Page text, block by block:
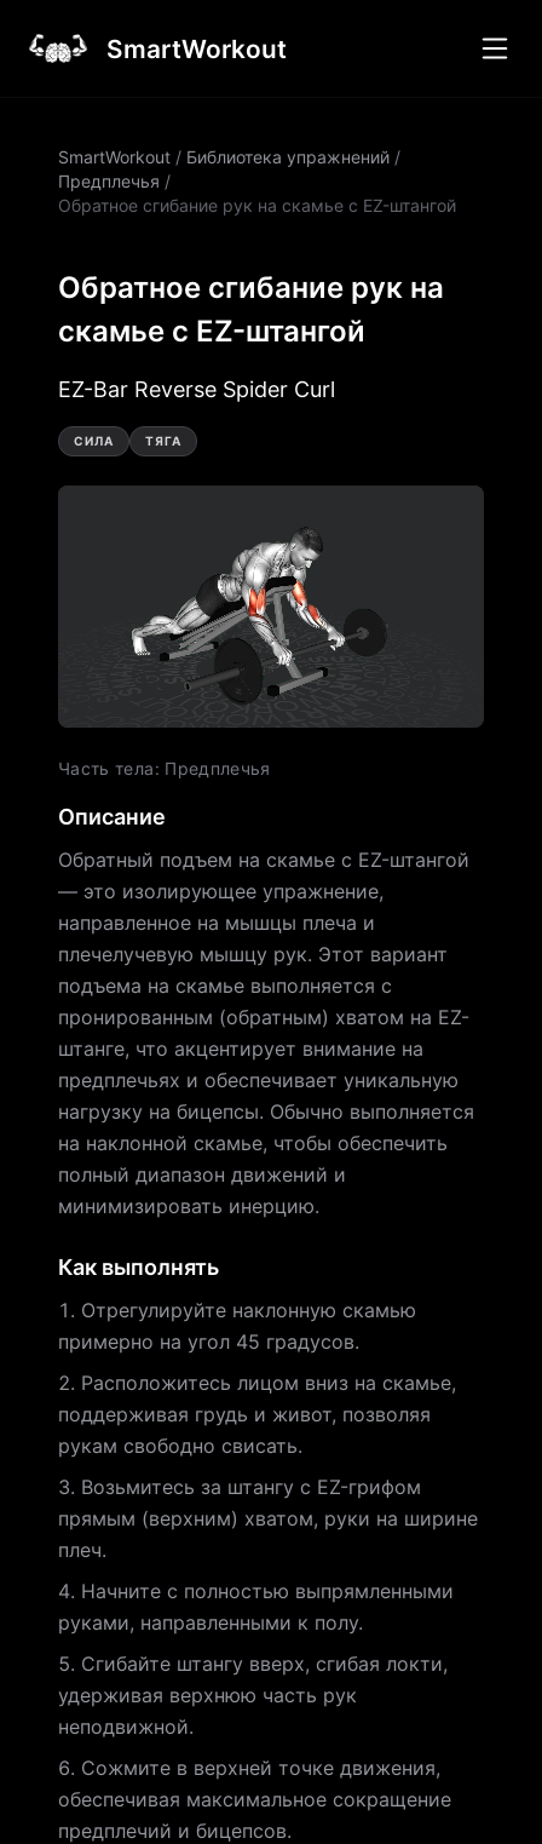
SmartWorkout
SmartWorkout / Библиотека упражнений /
Предплечья /
Обратное сгибание рук на скамье с EZ-штангой
Обратное сгибание рук на
скамье с EZ-штангой
EZ-Bar Reverse Spider Curl
СИЛА ТЯГА
Часть тела: Предплечья
Описание
Обратный подъем на скамье с EZ-штангой
— это изолирующее упражнение,
направленное на мышцы плеча и
плечелучевую мышцу рук. Этот вариант
подъема на скамье выполняется с
пронированным (обратным) хватом на EZ-
штанге, что акцентирует внимание на
предплечьях и обеспечивает уникальную
нагрузку на бицепсы. Обычно выполняется
на наклонной скамье, чтобы обеспечить
полный диапазон движений и
минимизировать инерцию.
Как выполнять
Отрегулируйте наклонную скамью
примерно на угол 45 градусов.
Расположитесь лицом вниз на скамье,
поддерживая грудь и живот, позволяя
рукам свободно свисать.
Возьмитесь за штангу с EZ-грифом
прямым (верхним) хватом, руки на ширине
плеч.
Начните с полностью выпрямленными
руками, направленными к полу.
Сгибайте штангу вверх, сгибая локти,
удерживая верхнюю часть рук
неподвижной.
Сожмите в верхней точке движения,
обеспечивая максимальное сокращение
предплечий и бицепсов.